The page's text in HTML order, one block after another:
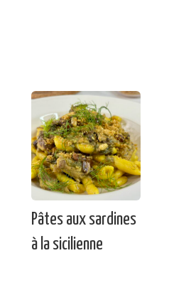
Pâtes aux sardines
à la sicilienne